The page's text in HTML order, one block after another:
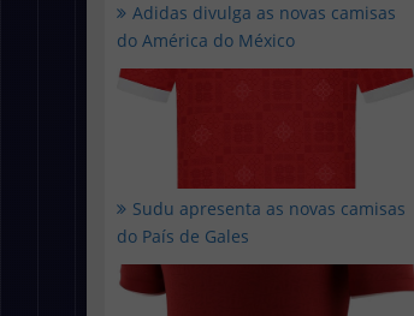
Adidas divulga as novas camisas
do América do México
Sudu apresenta as novas camisas
do País de Gales